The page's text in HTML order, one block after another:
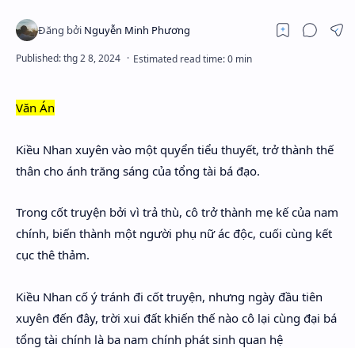
Hidden Menu
Hidden Menu
Văn Án
Kiều Nhan xuyên vào một quyển tiểu thuyết, trở thành thế
thân cho ánh trăng sáng của tổng tài bá đạo.
Trong cốt truyện bởi vì trả thù, cô trở thành mẹ kế của nam
chính, biến thành một người phụ nữ ác độc, cuối cùng kết
cục thê thảm.
Kiều Nhan cố ý tránh đi cốt truyện, nhưng ngày đầu tiên
xuyên đến đây, trời xui đất khiến thế nào cô lại cùng đại bá
tổng tài chính là ba nam chính phát sinh quan hệ